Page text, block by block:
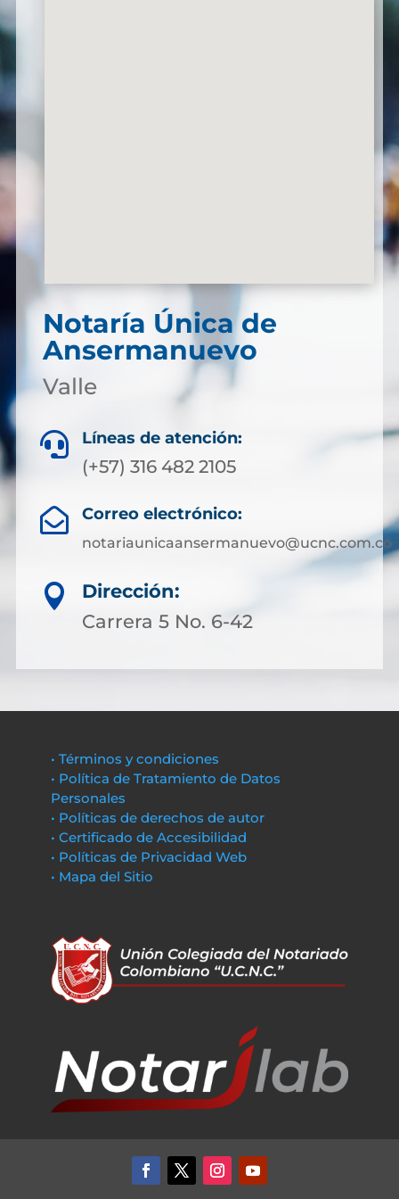
Notaría Única de
Ansermanuevo
Valle
 Líneas de atención:
(+57) 316 482 2105
 Correo electrónico:
notariaunicaansermanuevo@ucnc.com.co

Dirección:
Carrera 5 No. 6-42
• Términos y condiciones
• Política de Tratamiento de Datos
Personales
• Políticas de derechos de autor
• Certificado de Accesibilidad
• Políticas de Privacidad Web
• Mapa del Sitio